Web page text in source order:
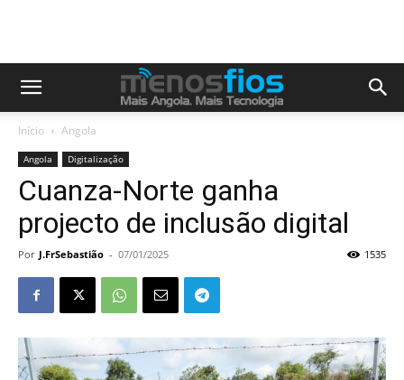
Início Angola
Angola Digitalização
Cuanza-Norte ganha
projecto de inclusão digital
Por J.FrSebastião - 07/01/2025 1535